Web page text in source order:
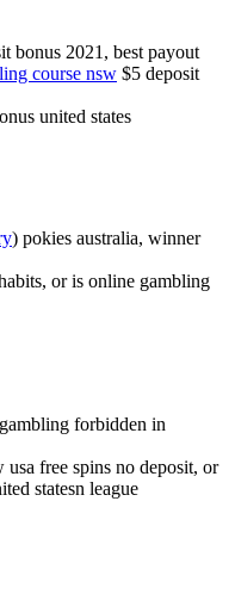
bonus 2021, best payout
course nsw $5 deposit
united states
) pokies australia, winner
or is online gambling
forbidden in
free spins no deposit, or
statesn league